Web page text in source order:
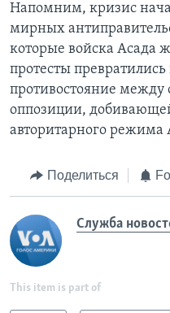
Напомним, кризис
мирных
которые войска Асада
протесты
противостояние между
оппозиции,
авторитарного режима
Поделиться
Служба
This item is part of